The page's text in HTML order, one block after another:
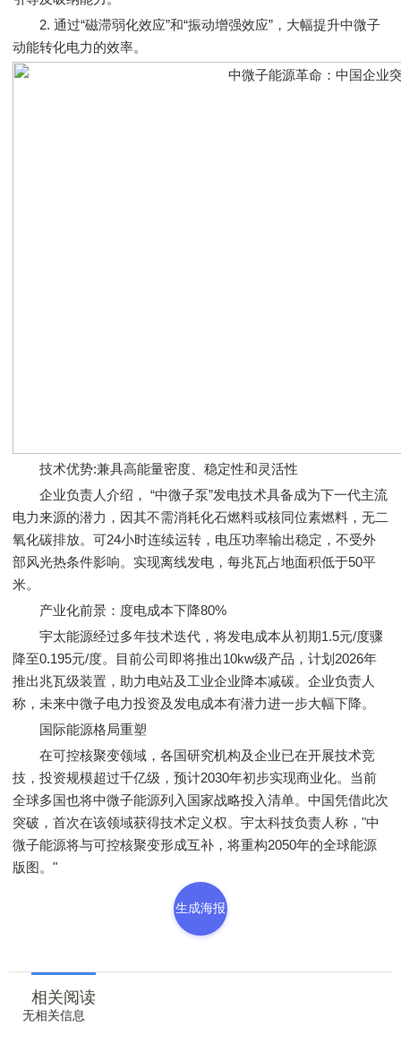
2. 通过“磁滞弱化效应”和“振动增强效应”，大幅提升中微子
动能转化电力的效率。
技术优势:兼具高能量密度、稳定性和灵活性
企业负责人介绍， “中微子泵”发电技术具备成为下一代主流
电力来源的潜力，因其不需消耗化石燃料或核同位素燃料，无二
氧化碳排放。可24小时连续运转，电压功率输出稳定，不受外
部风光热条件影响。实现离线发电，每兆瓦占地面积低于50平
米。
产业化前景：度电成本下降80%
宇太能源经过多年技术迭代，将发电成本从初期1.5元/度骤
降至0.195元/度。目前公司即将推出10kw级产品，计划2026年
推出兆瓦级装置，助力电站及工业企业降本减碳。企业负责人
称，未来中微子电力投资及发电成本有潜力进一步大幅下降。
国际能源格局重塑
在可控核聚变领域，各国研究机构及企业已在开展技术竞
技，投资规模超过千亿级，预计2030年初步实现商业化。当前
全球多国也将中微子能源列入国家战略投入清单。中国凭借此次
突破，首次在该领域获得技术定义权。宇太科技负责人称，"中
微子能源将与可控核聚变形成互补，将重构2050年的全球能源
版图。"
生成海报
相关阅读
无相关信息